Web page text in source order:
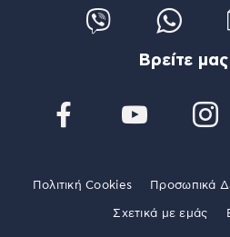
Βρείτε
Πολιτική Cookies Προσωπικά
Σχετικά με εμάς